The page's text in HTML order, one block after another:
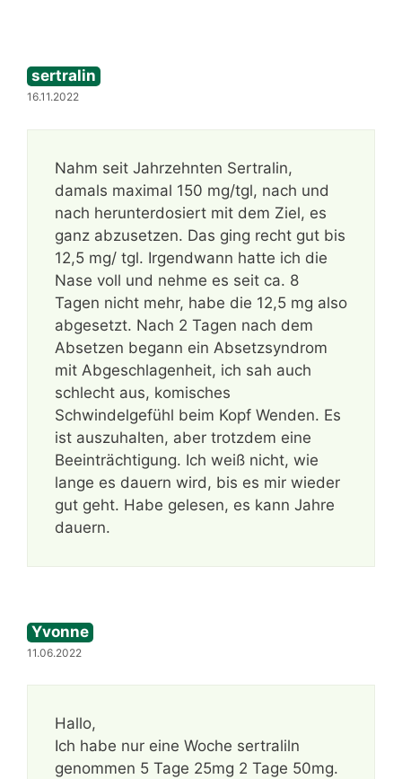
sertralin
16.11.2022
Nahm seit Jahrzehnten Sertralin,
damals maximal 150 mg/tgl, nach und
nach herunterdosiert mit dem Ziel, es
ganz abzusetzen. Das ging recht gut bis
12,5 mg/ tgl. Irgendwann hatte ich die
Nase voll und nehme es seit ca. 8
Tagen nicht mehr, habe die 12,5 mg also
abgesetzt. Nach 2 Tagen nach dem
Absetzen begann ein Absetzsyndrom
mit Abgeschlagenheit, ich sah auch
schlecht aus, komisches
Schwindelgefühl beim Kopf Wenden. Es
ist auszuhalten, aber trotzdem eine
Beeinträchtigung. Ich weiß nicht, wie
lange es dauern wird, bis es mir wieder
gut geht. Habe gelesen, es kann Jahre
dauern.
Yvonne
11.06.2022
Hallo,
Ich habe nur eine Woche sertraliln
genommen 5 Tage 25mg 2 Tage 50mg.